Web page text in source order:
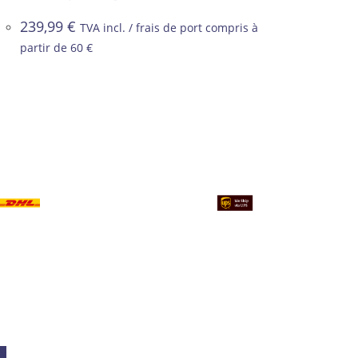
239,99 € TVA incl. / frais de port compris à
partir de 60 €